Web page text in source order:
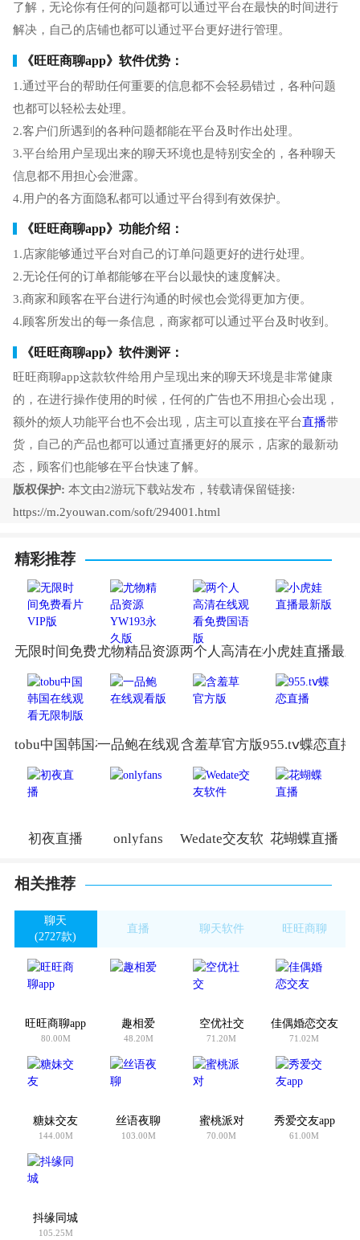
了解，无论你有任何的问题都可以通过平台在最快的时间进行
解决，自己的店铺也都可以通过平台更好进行管理。
《旺旺商聊app》软件优势：
1.通过平台的帮助任何重要的信息都不会轻易错过，各种问题
也都可以轻松去处理。
2.客户们所遇到的各种问题都能在平台及时作出处理。
3.平台给用户呈现出来的聊天环境也是特别安全的，各种聊天
信息都不用担心会泄露。
4.用户的各方面隐私都可以通过平台得到有效保护。
《旺旺商聊app》功能介绍：
1.店家能够通过平台对自己的订单问题更好的进行处理。
2.无论任何的订单都能够在平台以最快的速度解决。
3.商家和顾客在平台进行沟通的时候也会觉得更加方便。
4.顾客所发出的每一条信息，商家都可以通过平台及时收到。
《旺旺商聊app》软件测评：
旺旺商聊app这款软件给用户呈现出来的聊天环境是非常健康
的，在进行操作使用的时候，任何的广告也不用担心会出现，
额外的烦人功能平台也不会出现，店主可以直接在平台直播带
货，自己的产品也都可以通过直播更好的展示，店家的最新动
态，顾客们也能够在平台快速了解。
版权保护: 本文由2游玩下载站发布，转载请保留链接:
https://m.2youwan.com/soft/294001.html
精彩推荐
无限时间免费看片VIP版尤物精品资源YW193永久版
两个人高清在线观看免费国
小虎娃直播最
tobu中国韩国在线观看无限制版
一品鲍在线观看版含羞草官方版955.tⅴ蝶恋直播
初夜直播 onlyfans Wedate交友软件花蝴蝶直播
相关推荐
聊天
(2727款)
直播
聊天软件
旺旺商聊
旺旺商聊app
80.00M
趣相爱
48.20M
空优社交
71.20M
佳偶婚恋交友
71.02M
糖妹交友
144.00M
丝语夜聊
103.00M
蜜桃派对
70.00M
秀爱交友app
61.00M
抖缘同城
105.25M